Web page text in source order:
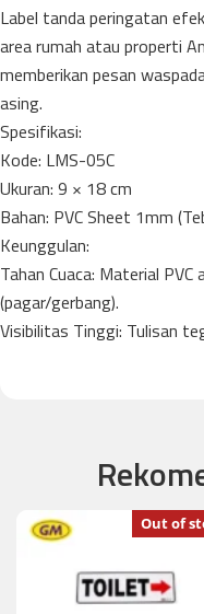
​Label tanda peringatan
area rumah atau properti
memberikan pesan
asing.
​Spesifikasi:
​Kode: LMS-05C
​Ukuran: 9 × 18 cm
​Bahan: PVC Sheet 1mm
​Keunggulan:
​Tahan Cuaca: Material
(pagar/gerbang).
​Visibilitas Tinggi: Tulisan
Out of